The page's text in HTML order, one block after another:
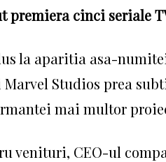
premiera cinci seriale
la aparitia asa-
Studios prea
mai multor
venituri, CEO-ul